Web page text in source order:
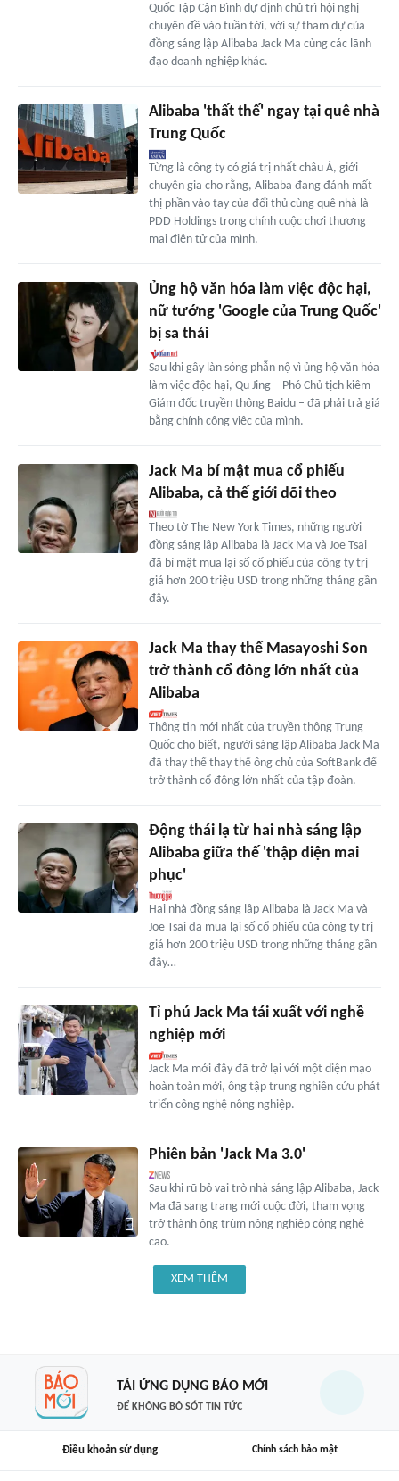
Quốc Tập Cận Bình dự định chủ trì hội nghị
chuyên đề vào tuần tới, với sự tham dự của
đồng sáng lập Alibaba Jack Ma cùng các lãnh
đạo doanh nghiệp khác.
Alibaba 'thất thế' ngay tại quê nhà
Trung Quốc
Từng là công ty có giá trị nhất châu Á, giới
chuyên gia cho rằng, Alibaba đang đánh mất
thị phần vào tay của đối thủ cùng quê nhà là
PDD Holdings trong chính cuộc chơi thương
mại điện tử của mình.
Ủng hộ văn hóa làm việc độc hại,
nữ tướng 'Google của Trung Quốc'
bị sa thải
Sau khi gây làn sóng phẫn nộ vì ủng hộ văn hóa
làm việc độc hại, Qu Jing – Phó Chủ tịch kiêm
Giám đốc truyền thông Baidu – đã phải trả giá
bằng chính công việc của mình.
Jack Ma bí mật mua cổ phiếu
Alibaba, cả thế giới dõi theo
Theo tờ The New York Times, những người
đồng sáng lập Alibaba là Jack Ma và Joe Tsai
đã bí mật mua lại số cổ phiếu của công ty trị
giá hơn 200 triệu USD trong những tháng gần
đây.
Jack Ma thay thế Masayoshi Son
trở thành cổ đông lớn nhất của
Alibaba
Thông tin mới nhất của truyền thông Trung
Quốc cho biết, người sáng lập Alibaba Jack Ma
đã thay thế thay thế ông chủ của SoftBank để
trở thành cổ đông lớn nhất của tập đoàn.
Động thái lạ từ hai nhà sáng lập
Alibaba giữa thế 'thập diện mai
phục'
Hai nhà đồng sáng lập Alibaba là Jack Ma và
Joe Tsai đã mua lại số cổ phiếu của công ty trị
giá hơn 200 triệu USD trong những tháng gần
đây…
Tỉ phú Jack Ma tái xuất với nghề
nghiệp mới
Jack Ma mới đây đã trở lại với một diện mạo
hoàn toàn mới, ông tập trung nghiên cứu phát
triển công nghệ nông nghiệp.
Phiên bản 'Jack Ma 3.0'
Sau khi rũ bỏ vai trò nhà sáng lập Alibaba, Jack
Ma đã sang trang mới cuộc đời, tham vọng
trở thành ông trùm nông nghiệp công nghệ
cao.
XEM THÊM
TẢI ỨNG DỤNG BÁO MỚI
ĐỂ KHÔNG BỎ SÓT TIN TỨC
Điều khoản sử dụng Chính sách bảo mật